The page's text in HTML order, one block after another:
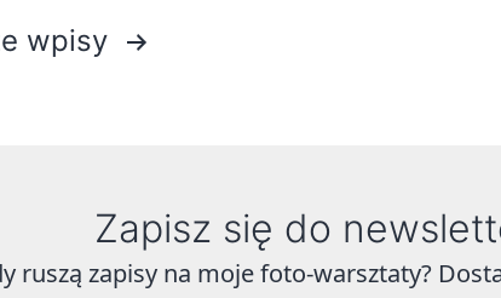
wpisy
Zapisz się do
ruszą zapisy na moje foto-warsztaty?